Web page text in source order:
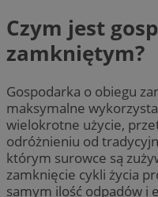
Czym jest
zamkniętym?
Gospodarka o obiegu
maksymalne
wielokrotne użycie,
odróżnieniu od
którym surowce są
zamknięcie cykli życia
samym ilość odpadów i